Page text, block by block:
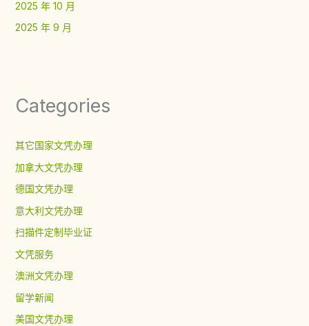
2025 年 10 月
2025 年 9 月
Categories
其它国家文凭办理
加拿大文凭办理
德国文凭办理
意大利文凭办理
扫描件定制毕业证
文凭服务
澳洲文凭办理
留学新闻
美国文凭办理